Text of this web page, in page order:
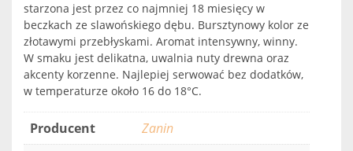
starzona jest przez co najmniej 18 miesięcy w
beczkach ze slawońskiego dębu. Bursztynowy kolor ze
złotawymi przebłyskami. Aromat intensywny, winny.
W smaku jest delikatna, uwalnia nuty drewna oraz
akcenty korzenne. Najlepiej serwować bez dodatków,
w temperaturze około 16 do 18°C.
Producent
Zanin